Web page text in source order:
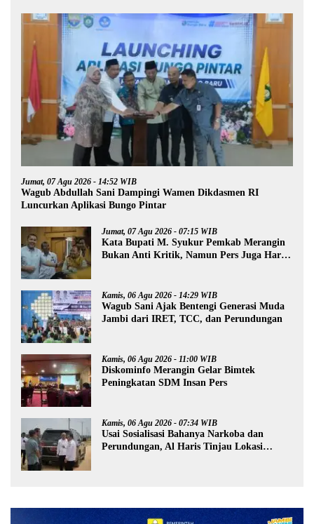
Jumat, 07 Agu 2026 - 14:52 WIB
Wagub Abdullah Sani Dampingi Wamen Dikdasmen RI
Luncurkan Aplikasi Bungo Pintar
Jumat, 07 Agu 2026 - 07:15 WIB
Kata Bupati M. Syukur Pemkab Merangin
Bukan Anti Kritik, Namun Pers Juga Harus
Kamis, 06 Agu 2026 - 14:29 WIB
Wagub Sani Ajak Bentengi Generasi Muda
Jambi dari IRET, TCC, dan Perundungan
Kamis, 06 Agu 2026 - 11:00 WIB
Diskominfo Merangin Gelar Bimtek
Peningkatan SDM Insan Pers
Kamis, 06 Agu 2026 - 07:34 WIB
Usai Sosialisasi Bahanya Narkoba dan
Perundungan, Al Haris Tinjau Lokasi